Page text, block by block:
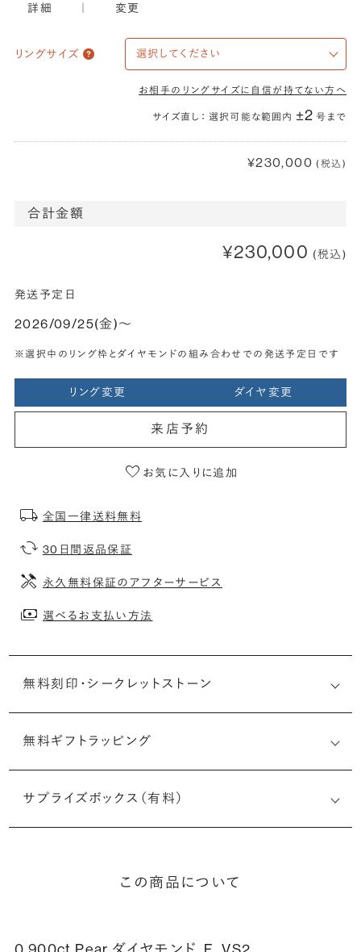
詳細 変更
リングサイズ
お相手のリングサイズに自信が持てない方へ
サイズ直し： 選択可能な範囲内 ±2 号まで
¥230,000 (税込)
合計金額
¥230,000 (税込)
発送予定日
2026/09/25(金)〜
※選択中のリング枠とダイヤモンドの組み合わせでの発送予定日です
リング変更 ダイヤ変更
来店予約
お気に入りに追加
全国一律送料無料
30日間返品保証
永久無料保証のアフターサービス
選べるお支払い方法
無料刻印・ シークレットストーン
印することができます。注文前だけでなく購入後の刻印も、
リングに初めて施す初回の刻印は、無料にて承ります（デザ
細は「商品仕様」欄をご確認ください）。
無料ギフトラッピング
サプライズボックス（有料）
この商品について